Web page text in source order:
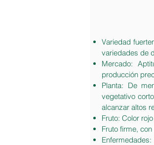
Variedad
variedades de
Mercado:
producción
Planta: De
vegetativo
alcanzar altos
Fruto: Color
Fruto firme,